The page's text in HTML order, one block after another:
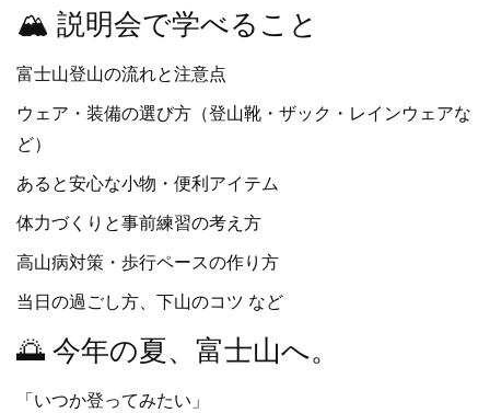
🏔 説明会で学べること
富士山登山の流れと注意点
ウェア・装備の選び方（登山靴・ザック・レインウェアな
ど）
あると安心な小物・便利アイテム
体力づくりと事前練習の考え方
高山病対策・歩行ペースの作り方
当日の過ごし方、下山のコツ など
🌅 今年の夏、富士山へ。
「いつか登ってみたい」